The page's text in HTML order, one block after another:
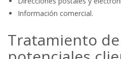
Información comercial.
Tratamiento